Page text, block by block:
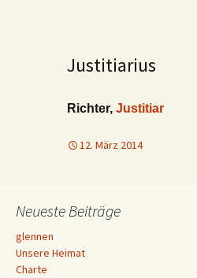
Justitiarius
Richter, Justitiar
12. März 2014
Neueste Beiträge
glennen
Unsere Heimat
Charte